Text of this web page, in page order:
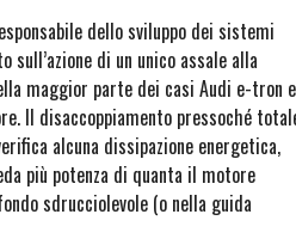
dello sviluppo dei sistemi
di un unico assale alla
maggior parte dei casi Audi e-tron e
Il disaccoppiamento pressoché
alcuna dissipazione energetica,
più potenza di quanta il motore
sdrucciolevole (o nella guida